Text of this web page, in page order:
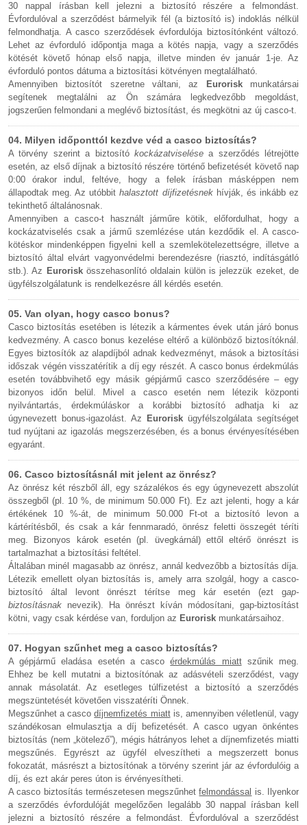
30 nappal írásban kell jelezni a biztosító részére a felmondást.
Évfordulóval a szerződést bármelyik fél (a biztosító is) indoklás nélkül
felmondhatja. A casco szerződések évfordulója biztosítónként változó.
Lehet az évforduló időpontja maga a kötés napja, vagy a szerződés
kötését követő hónap első napja, illetve minden év január 1-je. Az
évforduló pontos dátuma a biztosítási kötvényen megtalálható.
Amennyiben biztosítót szeretne váltani, az
Euroriskmunkatársai
segítenek megtalálni az Ön számára legkedvezőbb megoldást,
jogszerűen felmondani a meglévő biztosítást, és megkötni az új casco-t.
04. Milyen időponttól kezdve véd a casco biztosítás?
A törvény szerint a biztosító kockázatviselésea szerződés létrejötte
esetén, az első díjnak a biztosító részére történő befizetését követő nap
0:00 órakor indul, feltéve, hogy a felek írásban másképpen nem
állapodtak meg. Az utóbbithalasztott díjfizetésnekhívják, és inkább ez
tekinthető általánosnak.
Amennyiben a casco-t használt járműre kötik, előfordulhat, hogy a
kockázatviselés csak a jármű szemlézése után kezdődik el. A casco-
kötéskor mindenképpen figyelni kell a szemlekötelezettségre, illetve a
biztosító által elvárt vagyonvédelmi berendezésre (riasztó, indításgátló
stb.). Az Euroriskösszehasonlító oldalain külön is jelezzük ezeket, de
ügyfélszolgálatunk is rendelkezésre áll kérdés esetén.
05. Van olyan, hogy casco bonus?
Casco biztosítás esetében is létezik a kármentes évek után járó bonus
kedvezmény. A casco bonus kezelése eltérő a különböző biztosítóknál.
Egyes biztosítók az alapdíjból adnak kedvezményt, mások a biztosítási
időszak végén visszatérítik a díj egy részét. A casco bonus érdekmúlás
esetén továbbvihető egy másik gépjármű casco szerződésére – egy
bizonyos időn belül. Mivel a casco esetén nem létezik központi
nyilvántartás, érdekmúláskor a korábbi biztosító adhatja ki az
úgynevezett bonus-igazolást. Az
Eurorisk ügyfélszolgálata segítséget
tud nyújtani az igazolás megszerzésében, és a bonus érvényesítésében
egyaránt.
06. Casco biztosításnál mit jelent az önrész?
Az önrész két részből áll, egy százalékos és egy úgynevezett abszolút
összegből (pl. 10 %, de minimum 50.000 Ft). Ez azt jelenti, hogy a kár
értékének 10 %-át, de minimum 50.000 Ft-ot a biztosító levon a
kártérítésből, és csak a kár fennmaradó, önrész feletti összegét téríti
meg. Bizonyos károk esetén (pl. üvegkárnál) ettől eltérő önrészt is
tartalmazhat a biztosítási feltétel.
Általában minél magasabb az önrész, annál kedvezőbb a biztosítás díja.
Létezik emellett olyan biztosítás is, amely arra szolgál, hogy a casco-
biztosító által levont önrészt térítse meg kár esetén (ezt gap-
biztosításnak nevezik). Ha önrészt kíván módosítani, gap-biztosítást
kötni, vagy csak kérdése van, forduljon az Eurorisk munkatársaihoz.
07. Hogyan szűnhet meg a casco biztosítás?
A gépjármű eladása esetén a cascoérdekmúlás miattszűnik meg.
Ehhez be kell mutatni a biztosítónak az adásvételi szerződést, vagy
annak másolatát. Az esetleges túlfizetést a biztosító a szerződés
megszüntetését követően visszatéríti Önnek.
Megszűnhet a cascodíjnemfizetés miattis, amennyiben véletlenül, vagy
szándékosan elmulasztja a díj befizetését. A casco ugyan önkéntes
biztosítás (nem „kötelező”), mégis hátrányos lehet a díjnemfizetés miatti
megszűnés. Egyrészt az ügyfél elveszítheti a megszerzett bonus
fokozatát, másrészt a biztosítónak a törvény szerint jár az évfordulóig a
díj, és ezt akár peres úton is érvényesítheti.
A casco biztosítás természetesen megszűnhetfelmondással is. Ilyenkor
a szerződés évfordulóját megelőzően legalább 30 nappal írásban kell
jelezni a biztosító részére a felmondást. Évfordulóval a szerződést